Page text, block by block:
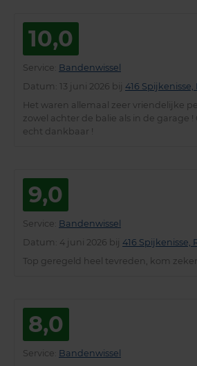
10,0
Service Bandenwissel
Datum : 13 juni 2026 bij 416
Het waren allemaal zeer vriendelijke
zowel achter de balie als in de garage
echt dankbaar !
9,0
Service Bandenwissel
Datum : 4 juni 2026 bij 416 Spijkenisse,
Top geregeld heel tevreden, kom
8,0
Service Bandenwissel